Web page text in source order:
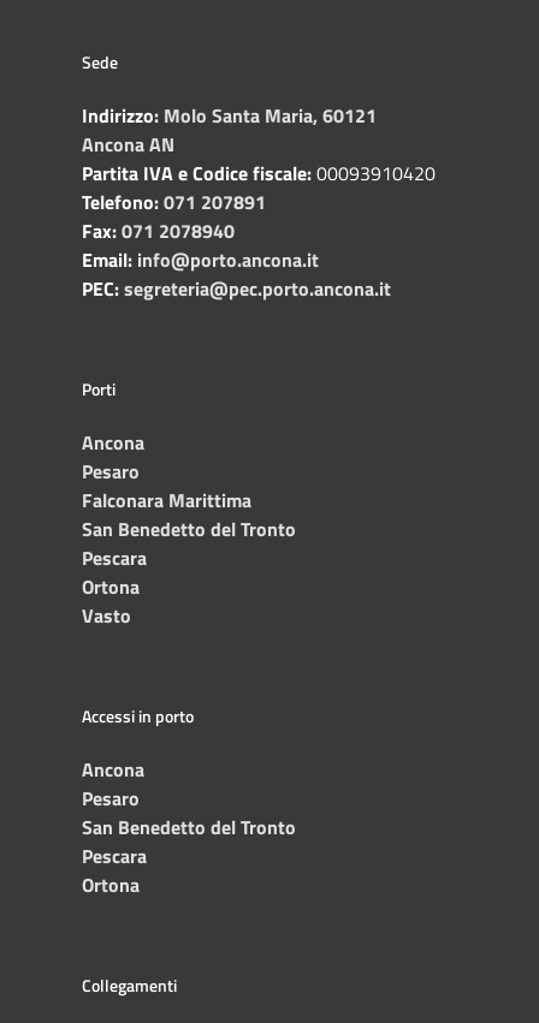
Sede
Indirizzo: Molo Santa Maria, 60121
Ancona AN
Partita IVA e Codice fiscale:00093910420
Telefono:071 207891
Fax:071 2078940
Email: info@porto.ancona.it
PEC:segreteria@pec.porto.ancona.it
Porti
Ancona
Pesaro
Falconara Marittima
San Benedetto del Tronto
Pescara
Ortona
Vasto
Accessi in porto
Ancona
Pesaro
San Benedetto del Tronto
Pescara
Ortona
Collegamenti